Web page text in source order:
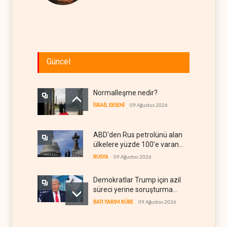
Güncel
Normalleşme nedir?
İSRAİL EKSENİ 09 Ağustos 2026
ABD'den Rus petrolünü alan
ülkelere yüzde 100'e varan
gümrük vergisi
RUSYA 09 Ağustos 2026
Demokratlar Trump için azil
süreci yerine soruşturma
hazırlıyor
BATI YARIM KÜRE 09 Ağustos 2026